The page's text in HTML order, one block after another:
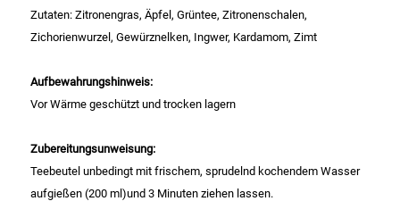
Geschirrreiniger
Gewürze
Zutaten: Zitronengras, Äpfel, Grüntee, Zitronenschalen,
Zichorienwurzel, Gewürznelken, Ingwer, Kardamom, Zimt
Aufbewahrungshinweis:
Vor Wärme geschützt und trocken lagern
Zubereitungsunweisung:
Teebeutel unbedingt mit frischem, sprudelnd kochendem Wasser
aufgießen (200 ml)und 3 Minuten ziehen lassen.